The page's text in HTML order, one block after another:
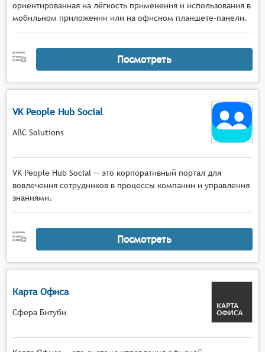
ориентированная на лёгкость применения и использования в
мобильном приложении или на офисном планшете-панели.
Посмотреть
VK People Hub Social
ABC Solutions
VK People Hub Social — это корпоративный портал для
вовлечения сотрудников в процессы компании и управления
знаниями.
Посмотреть
Карта Офиса
Сфера Битуби